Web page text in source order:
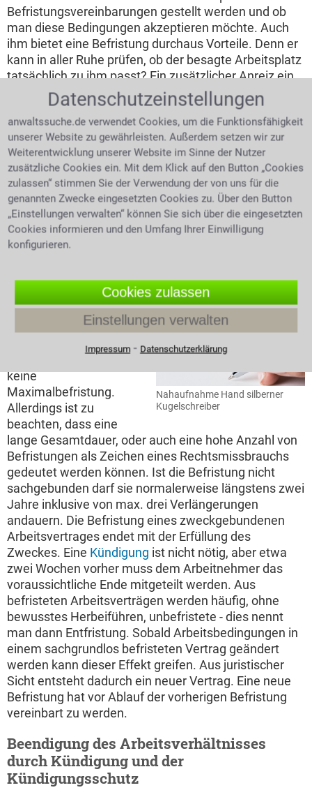
Befristungsvereinbarungen gestellt werden und ob
man diese Bedingungen akzeptieren möchte. Auch
ihm bietet eine Befristung durchaus Vorteile. Denn er
kann in aller Ruhe prüfen, ob der besagte Arbeitsplatz
tatsächlich zu ihm passt? Ein zusätzlicher Anreiz ein
befristetes Arbeitsangebot anzunehmen ist die
Aussicht im Unternehmen eine dauerhafte Anstellung
zu finden. Ist man einmal im Unternehmen, können
sich dadurch natürlich auch ganz neue interne
Perspektiven ergeben. Mit zeitlich begrenzten
Verträgen haben Geschäftsinhaber gleich mehrere
Vorteile, die sie nutzen können. Zuallererst erlauben
Befristungen, auch bei unsicheren
Zukunftsperspektiven, die Einstellung von Personal.
Ein ebenfalls wesentlicher Vorteil für den Arbeitgeber
ist, dass eine Befristung als eine Art verlängerte
Wie oft darf ein befristeter Vertrag
verlängert werden?
Nahaufnahme Hand silberner
Kugelschreiber
Eine sachgebundene
zeitliche Befristung hat
keine
Maximalbefristung.
Allerdings ist zu
beachten, dass eine
lange Gesamtdauer, oder auch eine hohe Anzahl von
Befristungen als Zeichen eines Rechtsmissbrauchs
gedeutet werden können. Ist die Befristung nicht
sachgebunden darf sie normalerweise längstens zwei
Jahre inklusive von max. drei Verlängerungen
andauern. Die Befristung eines zweckgebundenen
Arbeitsvertrages endet mit der Erfüllung des
Zweckes. Eine Kündigung ist nicht nötig, aber etwa
zwei Wochen vorher muss dem Arbeitnehmer das
voraussichtliche Ende mitgeteilt werden. Aus
befristeten Arbeitsverträgen werden häufig, ohne
bewusstes Herbeiführen, unbefristete - dies nennt
man dann Entfristung. Sobald Arbeitsbedingungen in
einem sachgrundlos befristeten Vertrag geändert
werden kann dieser Effekt greifen. Aus juristischer
Sicht entsteht dadurch ein neuer Vertrag. Eine neue
Befristung hat vor Ablauf der vorherigen Befristung
vereinbart zu werden.
Beendigung des Arbeitsverhältnisses
durch Kündigung und der
Kündigungsschutz
Datenschutzeinstellungen
anwaltssuche.de verwendet Cookies, um die Funktionsfähigkeit
unserer Website zu gewährleisten. Außerdem setzen wir zur
Weiterentwicklung unserer Website im Sinne der Nutzer
zusätzliche Cookies ein. Mit dem Klick auf den Button „Cookies
zulassen“ stimmen Sie der Verwendung der von uns für die
genannten Zwecke eingesetzten Cookies zu. Über den Button
„Einstellungen verwalten“ können Sie sich über die eingesetzten
Cookies informieren und den Umfang Ihrer Einwilligung
konfigurieren.
Cookies zulassen
Einstellungen verwalten
Impressum⁃ Datenschutzerklärung